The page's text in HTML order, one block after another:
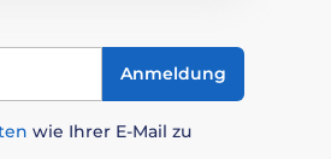
Anmeldung
wie Ihrer E-Mail zu